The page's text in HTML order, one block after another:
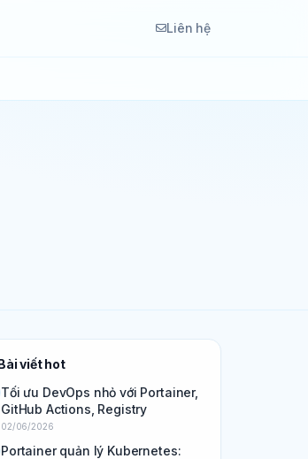
Liên hệ
viết hot
Tối ưu DevOps nhỏ với Portainer,
GitHub Actions, Registry
02/06/2026
Portainer quản lý Kubernetes: